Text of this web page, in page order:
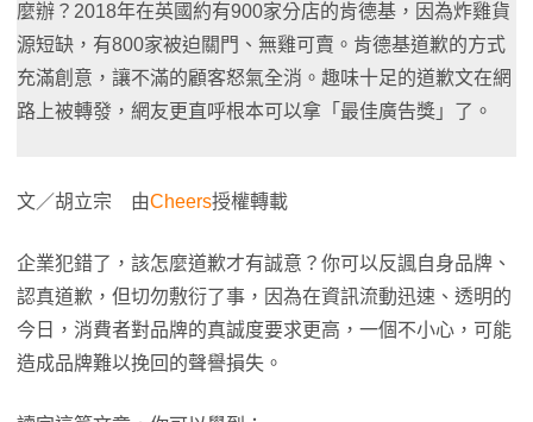
麼辦？2018年在英國約有900家分店的肯德基，因為炸雞貨
源短缺，有800家被迫關門、無雞可賣。肯德基道歉的方式
充滿創意，讓不滿的顧客怒氣全消。趣味十足的道歉文在網
路上被轉發，網友更直呼根本可以拿「最佳廣告獎」了。
文／胡立宗 由Cheers授權轉載
企業犯錯了，該怎麼道歉才有誠意？你可以反諷自身品牌、
認真道歉，但切勿敷衍了事，因為在資訊流動迅速、透明的
今日，消費者對品牌的真誠度要求更高，一個不小心，可能
造成品牌難以挽回的聲譽損失。